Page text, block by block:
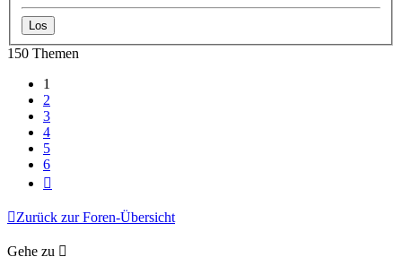
150 Themen
1
2
3
4
5
6
Zurück zur Foren-Übersicht
Gehe zu